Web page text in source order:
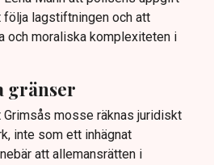
följa lagstiftningen och att
och moraliska komplexiteten i
gränser
Grimsås mosse räknas juridiskt
inte som ett inhägnat
att allemansrätten i